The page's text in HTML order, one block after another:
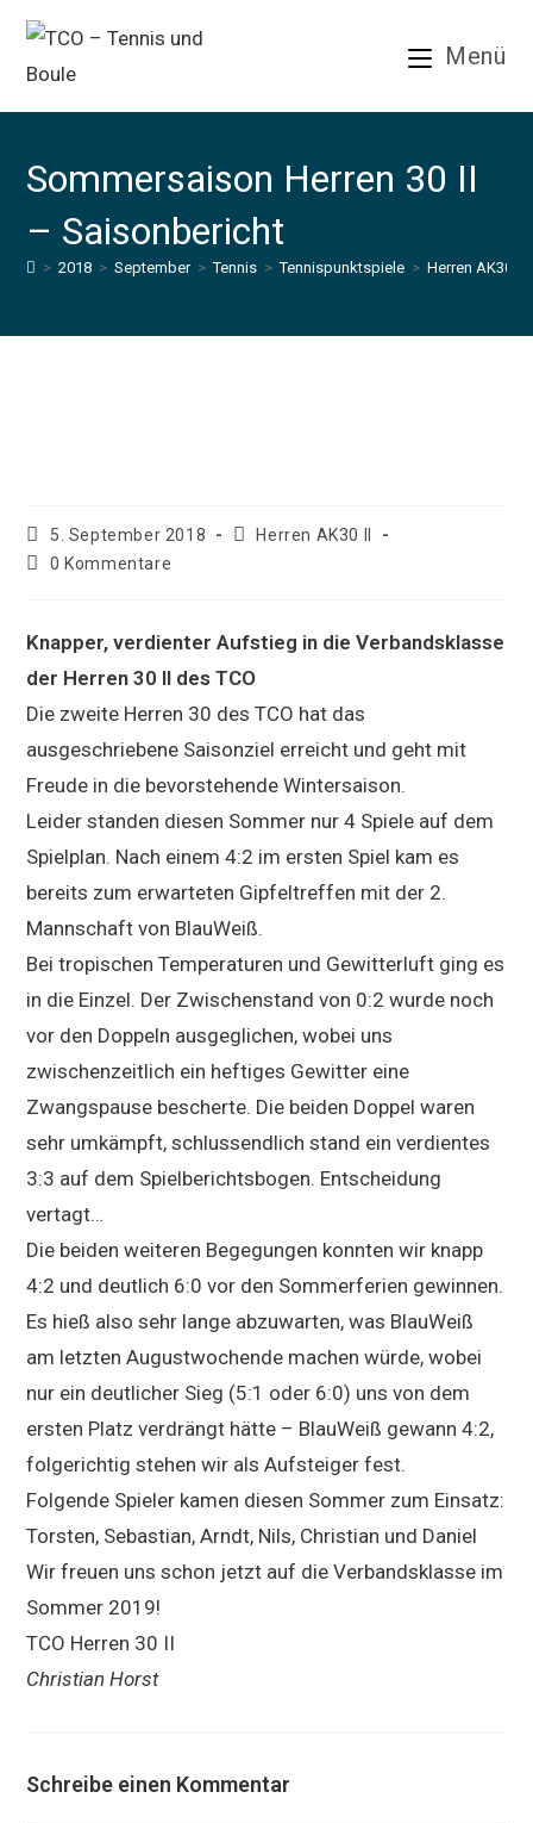
Inhalt
springen
Menü
Sommersaison Herren 30 II
– Saisonbericht
> 2018 > September > Tennis > Tennispunktspiele > Herren AK30 II
Beitrag
veröffentlicht:
5. September 2018
Beitrags-
Herren AK30 II
Beitrags-
0 Kommentare
Knapper, verdienter Aufstieg in die Verbandsklasse
der Herren 30 II des TCO
Die zweite Herren 30 des TCO hat das
ausgeschriebene Saisonziel erreicht und geht mit
Freude in die bevorstehende Wintersaison.
Leider standen diesen Sommer nur 4 Spiele auf dem
Spielplan. Nach einem 4:2 im ersten Spiel kam es
bereits zum erwarteten Gipfeltreffen mit der 2.
Mannschaft von BlauWeiß.
Bei tropischen Temperaturen und Gewitterluft ging es
in die Einzel. Der Zwischenstand von 0:2 wurde noch
vor den Doppeln ausgeglichen, wobei uns
zwischenzeitlich ein heftiges Gewitter eine
Zwangspause bescherte. Die beiden Doppel waren
sehr umkämpft, schlussendlich stand ein verdientes
3:3 auf dem Spielberichtsbogen. Entscheidung
vertagt…
Die beiden weiteren Begegungen konnten wir knapp
4:2 und deutlich 6:0 vor den Sommerferien gewinnen.
Es hieß also sehr lange abzuwarten, was BlauWeiß
am letzten Augustwochende machen würde, wobei
nur ein deutlicher Sieg (5:1 oder 6:0) uns von dem
ersten Platz verdrängt hätte – BlauWeiß gewann 4:2,
folgerichtig stehen wir als Aufsteiger fest.
Folgende Spieler kamen diesen Sommer zum Einsatz:
Torsten, Sebastian, Arndt, Nils, Christian und Daniel
Wir freuen uns schon jetzt auf die Verbandsklasse im
Sommer 2019!
TCO Herren 30 II
Christian Horst
Schreibe einen Kommentar